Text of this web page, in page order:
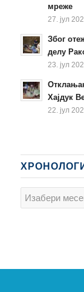
мреже
27. јул
Због
делу
23. јул
Хајдук
22. јул